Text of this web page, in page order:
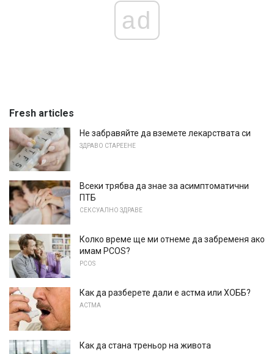
ad
Fresh articles
Не забравяйте да вземете лекарствата си
ЗДРАВО СТАРЕЕНЕ
Всеки трябва да знае за асимптоматични
ПТБ
СЕКСУАЛНО ЗДРАВЕ
Колко време ще ми отнеме да забременя ако
имам PCOS?
PCOS
Как да разберете дали е астма или ХОББ?
АСТМА
Как да стана треньор на живота